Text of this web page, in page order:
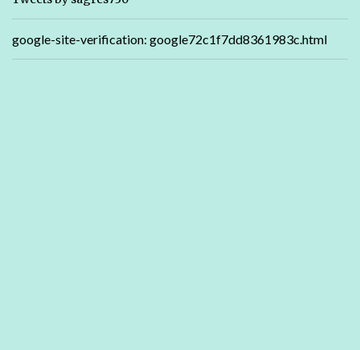
google-site-verification: google72c1f7dd8361983c.html